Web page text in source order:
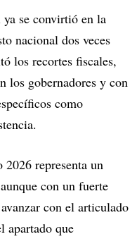
se convirtió en la
nacional dos veces
los recortes fiscales,
los gobernadores y con
como
representa un
con un fuerte
con el articulado
apartado que